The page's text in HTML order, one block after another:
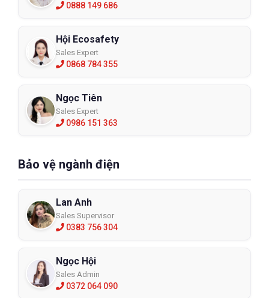
0888 149 686
Hội Ecosafety
Sales Expert
0868 784 355
Ngọc Tiên
Sales Expert
0986 151 363
Bảo vệ ngành điện
Lan Anh
Sales Supervisor
0383 756 304
Ngọc Hội
Sales Admin
0372 064 090